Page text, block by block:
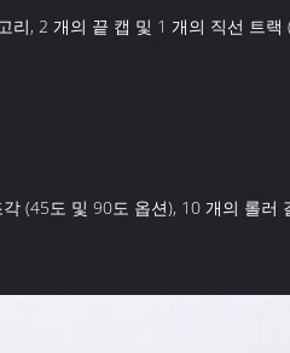
리, 2 개의 끝 캡 및 1 개의 직선 트
(45도 및 90도 옵션), 10 개의 롤